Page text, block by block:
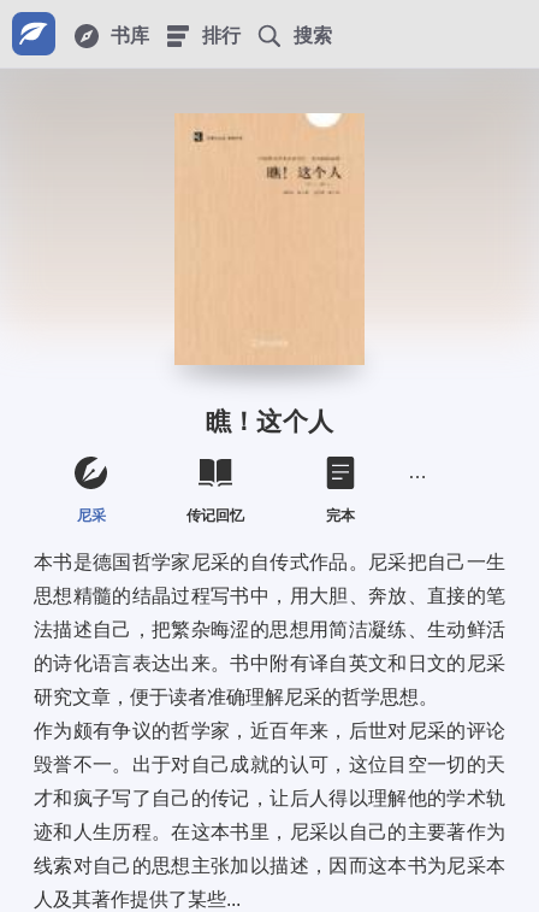
书库 排行 搜索
瞧！这个人
尼采 传记回忆 完本
本书是德国哲学家尼采的自传式作品。尼采把自己一生
思想精髓的结晶过程写书中，用大胆、奔放、直接的笔
法描述自己，把繁杂晦涩的思想用简洁凝练、生动鲜活
的诗化语言表达出来。书中附有译自英文和日文的尼采
研究文章，便于读者准确理解尼采的哲学思想。
作为颇有争议的哲学家，近百年来，后世对尼采的评论
毁誉不一。出于对自己成就的认可，这位目空一切的天
才和疯子写了自己的传记，让后人得以理解他的学术轨
迹和人生历程。在这本书里，尼采以自己的主要著作为
线索对自己的思想主张加以描述，因而这本书为尼采本
人及其著作提供了某些...